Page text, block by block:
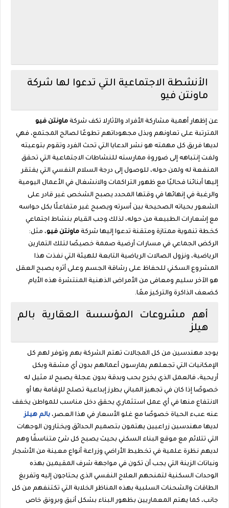
الأنشطة الاجتماعية التي تدعوا لها شركة
ماونتن فيو
لا تكف شركة ماونتن فيو
عن إظهار أهمية مشاركة الأفراد والآثار
المترتبة على تعاونهم وبذل مجهوداتهم تطوعًا لصالح المجتمع، فهي
لديها فريق كل مهمته هو نشر الدعايا التي تحث الفرد وتقوم بتوعيته
ولفت إنتباهه إلى ضوروة ممارسته للنشاطات الاجتماعية التي تحقق
المنفعة له ولمن حوله، للوصول إلى درجة السلام النفسي التي يفتقر
إليها أبنائنا فحاليًا مع ظهور التراكمات والانشغال في الأعمال اليومية
والرغبة في إنهائها في وقتها المحدد يصبح الشخص غير قادر على
الشعور بحياته الصحيحة بين أسرته ويصبح غير متفاعلًا بكل حواسه
مع إشعارات الطبيعة من حوله، لذلك وجب القيام بنشاط اجتماعي
كخطة تنموية ممتازة ومتقنة تدعوا إليها شركة ماونتن فيو، مثل:
الركض الجماعي في مسارات أرضية صممة خصيصًا لتلك التمارين
الرياضية، ونزول الصالات الرياضية التابعة للهيئة التي نفذت هذا
المشروع السكني للحفاظ على رشاقة الجسم وعلى أثره يصبح العقل
هو الآخر سليم ومعافى من الأمراض الذهنية المنتشرة هذه الأيام
كضعف الذاكرة والتركيز معًا.
أهم مشروعات المؤسسة العقارية بالم
هيلز
يوجد مهندسين من كل المجالات تهتم الشركة بهم وتوفر لهم كل
الإمكانيات التي تجعلهم يمارسون أعمالهم بدون أي مشقة وبكل
أريحية، فالعمل الذي يخرج بحب وبدقة بدون عجلة يصبح لا مثيل له
خصوصًا إذا كان في تجهيز المباني بطرز إبداعية تصلح للإقامة بها أو
الانتفاع منها في أي عمل استثماري يحقق دخل مناسب للمواطن يخفف
عنه عبء الحياة خصوصًا مع غلو الأسعار في هذا العصر، بالم هيلز
لديها مهندسين زراعيين يهتمون بتصميم الحدائق ويختارون الوجهات
التي تتلائم مع موقع البناء السكني بحيث يصبح كل شئ متناسقًا وهم
لديهم نظرة علمية في تخطيط الأراضي وزراعة أنواع معينة من الأشجار
ونباتات الزينة التي يجب أن تكون في مواجهة شرف المقيمين بهذه
الوحدات السكنية لتمنحهم العلاج النفسي الذي يحتاجون إليه وتفريغ
الطاقات والشحنات السلبية بهذه المناظر الخلابة التي تكتنفهم من كل
جانب، كما يهتم المعماريين بظهور البناء بشكل أنيق وبرونق خاص